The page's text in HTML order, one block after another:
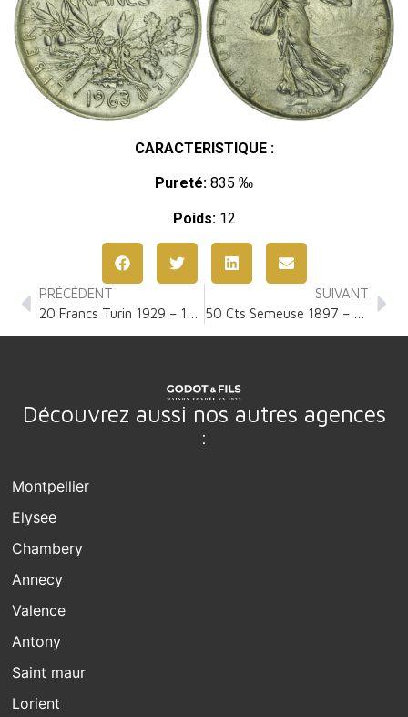
CARACTERISTIQUE :
Pureté: 835 ‰
Poids:12
PRÉCÉDENT
SUIVANT
Découvrez aussi nos autres agences
:
Montpellier
Elysee
Chambery
Annecy
Valence
Antony
Saint maur
Lorient